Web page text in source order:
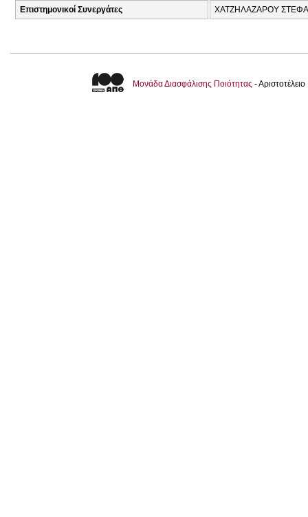
Επιστημονικοί Συνεργάτες ΧΑΤΖΗΛΑΖΑΡΟΥ
Μονάδα Διασφάλισης Ποιότητας -